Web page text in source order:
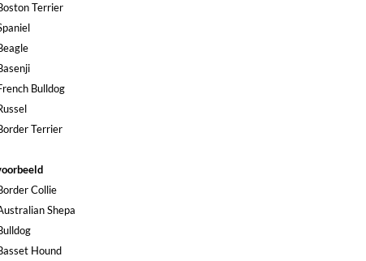
Terrier
Bulldog
Terrier
Collie
Shepa
Hound